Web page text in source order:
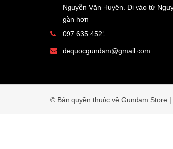
Nguyễn Văn Huyên. Đi vào từ
gần hơn
097 635 4521
dequocgundam@gmail.com
© Bản quyền thuộc về Gundam Store |